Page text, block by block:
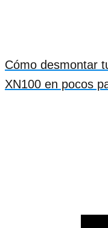
Cómo desmontar
XN100 en pocos